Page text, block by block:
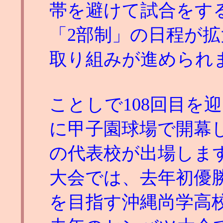
帯を避けて試合をす
「2部制」の日程が
取り組みが進められ
ことしで108回目を
に甲子園球場で開幕
の代表校が出場しま
大会では、去年初優
を目指す沖縄尚学高